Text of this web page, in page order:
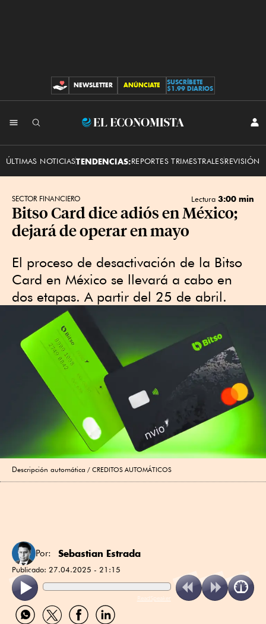
CONTRIBUCIONES
NEWSLETTER ANÚNCIATE
SUSCRÍBETE
$1.99 DIARIOS
El
ÚLTIMAS NOTICIASTENDENCIAS:REPORTES TRIMESTRALESREVISIÓN
SECTOR FINANCIERO Lectura 3:00 min
Bitso Card dice adiós en México;
dejará de operar en mayo
El proceso de desactivación de la Bitso
Card en México se llevará a cabo en
dos etapas. A partir del 25 de abril.
Descripción automática CREDITOS AUTOMÁTICOS
Por: Sebastian Estrada
Publicado: 27.04.2025 - 21:15
ReadSpeaker
Compartir
por
Compartir
por
Compartir
por
Compartir
por